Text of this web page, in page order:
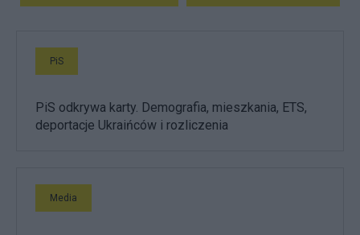
PiS
PiS odkrywa karty. Demografia, mieszkania, ETS,
deportacje Ukraińców i rozliczenia
Media